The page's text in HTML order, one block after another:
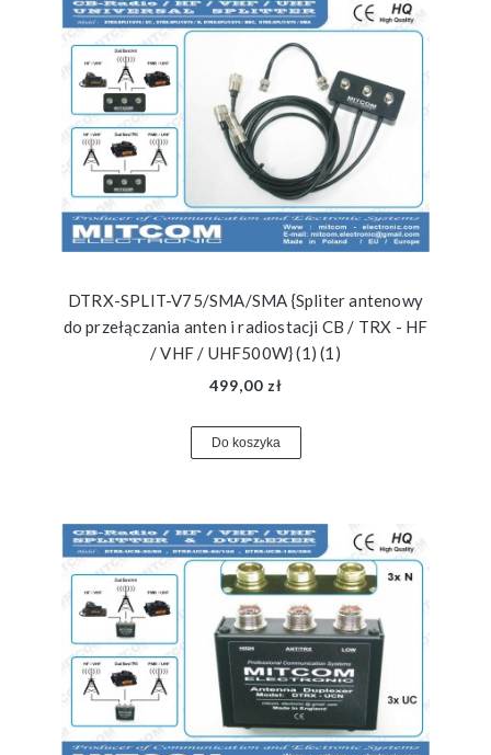
DTRX-SPLIT-V75/SMA/SMA {Spliter antenowy
do przełączania anten i radiostacji CB / TRX - HF
/ VHF / UHF500W} (1) (1)
499,00 zł
Do koszyka